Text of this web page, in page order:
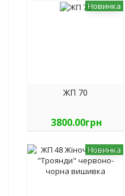
Новинка
ЖП 70
3800.00грн
Новинка